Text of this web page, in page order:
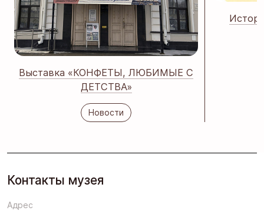
Выставка «КОНФЕТЫ, ЛЮБИМЫЕ С
ДЕТСТВА»
Новости
Контакты музея
Адрес